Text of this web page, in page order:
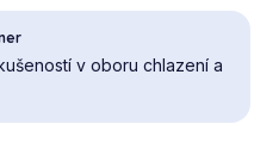
v oboru chlazení a